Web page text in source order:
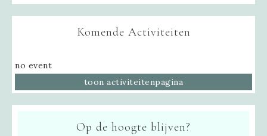
Komende Activiteiten
no event
toon activiteitenpagina
Op de hoogte blijven?